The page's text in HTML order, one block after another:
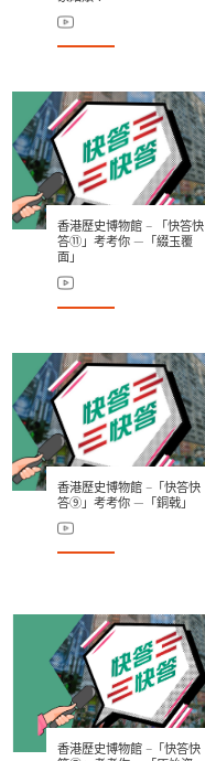
香港歷史博物館 – 「快答快
答⑪」考考你 —「綴玉覆
面」
香港歷史博物館 –「快答快
答⑨」考考你 —「銅戟」
香港歷史博物館 –「快答快